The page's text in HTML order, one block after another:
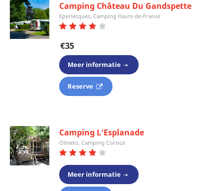
Camping Château Du Gandspette
Eperlecques, Camping Hauts-de-France
€35
Meer informatie
Reserve
Camping L'Esplanade
Olmeto, Camping Corsica
Meer informatie